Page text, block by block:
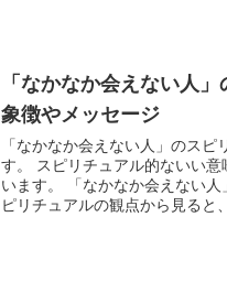
「なかなか会えない人
象徴やメッセージ
「なかなか会えない人」のス
す。 スピリチュアル的ないい
います。 「なかなか会えない
ピリチュアルの観点から見ると